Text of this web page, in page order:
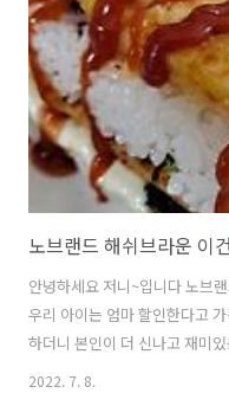
이거 한번 해봤네요 준비물은
에 그림을 그려주세요 앗! 이럼
사과드려요..
노브랜드 해쉬브라운 이
안녕하세요 저니~입니다 노브
우리 아이는 엄마 할인한다고
하더니 본인이 더 신나고 재미
지... 뭐지... 뭐지... 노브랜드 해
2022. 7. 8.